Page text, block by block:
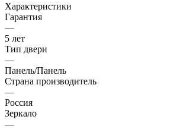
Характеристики
Гарантия
—
5 лет
Тип двери
—
Панель/Панель
Страна производитель
—
Россия
Зеркало
—